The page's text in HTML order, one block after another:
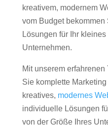
kreativem, modernem
vom Budget
Lösungen für Ihr
Unternehmen.
Mit unserem
Sie komplette
kreatives, modernes
individuelle Lösungen
von der Größe Ihres